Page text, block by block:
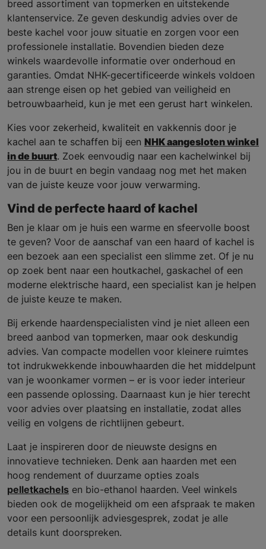
breed assortiment van topmerken en uitstekende
klantenservice. Ze geven deskundig advies over de
beste kachel voor jouw situatie en zorgen voor een
professionele installatie. Bovendien bieden deze
winkels waardevolle informatie over onderhoud en
garanties. Omdat NHK-gecertificeerde winkels voldoen
aan strenge eisen op het gebied van veiligheid en
betrouwbaarheid, kun je met een gerust hart winkelen.
Kies voor zekerheid, kwaliteit en vakkennis door je
kachel aan te schaffen bij een NHK aangesloten winkel
in de buurt. Zoek eenvoudig naar een kachelwinkel bij
jou in de buurt en begin vandaag nog met het maken
van de juiste keuze voor jouw verwarming.
Vind de perfecte haard of kachel
Ben je klaar om je huis een warme en sfeervolle boost
te geven? Voor de aanschaf van een haard of kachel is
een bezoek aan een specialist een slimme zet. Of je nu
op zoek bent naar een houtkachel, gaskachel of een
moderne elektrische haard, een specialist kan je helpen
de juiste keuze te maken.
Bij erkende haardenspecialisten vind je niet alleen een
breed aanbod van topmerken, maar ook deskundig
advies. Van compacte modellen voor kleinere ruimtes
tot indrukwekkende inbouwhaarden die het middelpunt
van je woonkamer vormen – er is voor ieder interieur
een passende oplossing. Daarnaast kun je hier terecht
voor advies over plaatsing en installatie, zodat alles
veilig en volgens de richtlijnen gebeurt.
Laat je inspireren door de nieuwste designs en
innovatieve technieken. Denk aan haarden met een
hoog rendement of duurzame opties zoals
pelletkachels en bio-ethanol haarden. Veel winkels
bieden ook de mogelijkheid om een afspraak te maken
voor een persoonlijk adviesgesprek, zodat je alle
details kunt doorspreken.